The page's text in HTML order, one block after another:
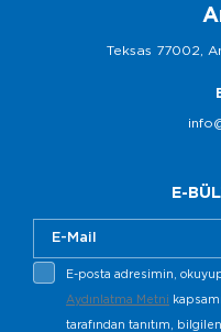
Teksas 77002,
E-
E-posta adresimin,
Aydınlatma Metni
tarafından tanıtım,